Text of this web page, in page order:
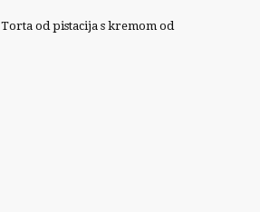
Torta od pistacija s kremom od